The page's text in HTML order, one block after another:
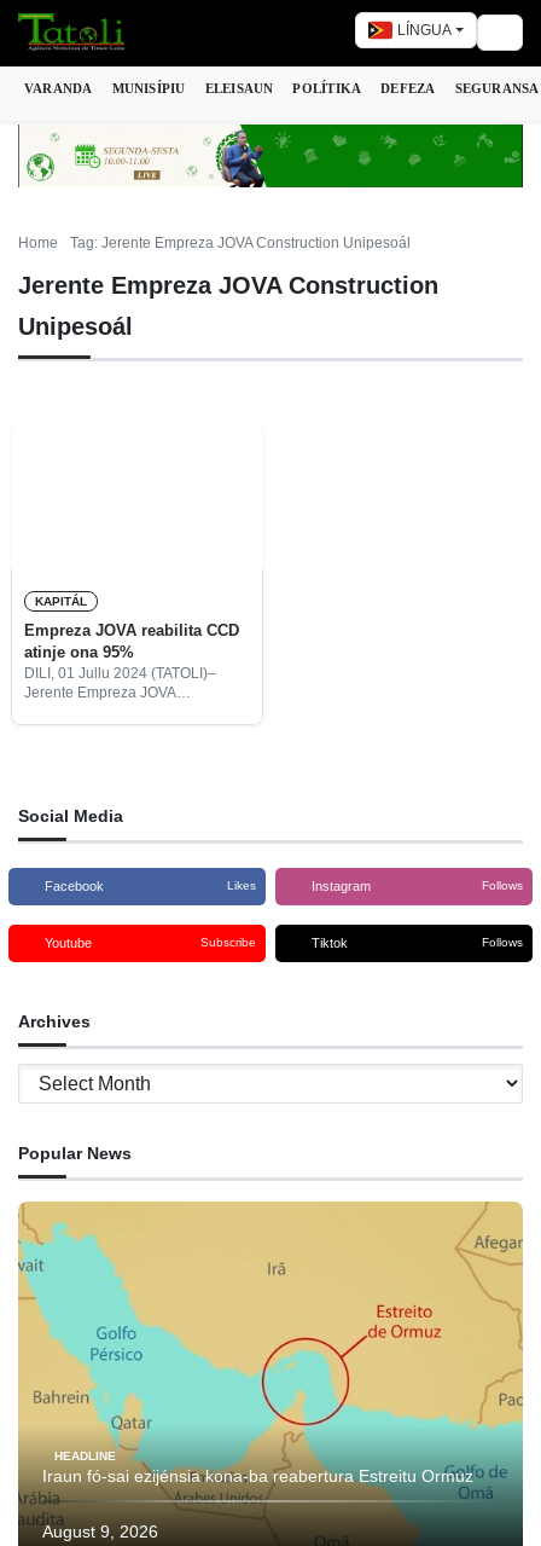
LÍNGUA
VARANDA MUNISÍPIU ELEISAUN POLÍTIKA DEFEZA SEGURANSA
Home Tag: Jerente Empreza JOVA Construction Unipesoál
Jerente Empreza JOVA Construction
Unipesoál
KAPITÁL
Empreza JOVA reabilita CCD
atinje ona 95%
DILI, 01 Jullu 2024 (TATOLI)–
Jerente Empreza JOVA
Social Media
Facebook Likes Instagram Follows
Youtube Subscribe Tiktok Follows
Archives
Archives
Popular News
HEADLINE
Iraun fó-sai ezijénsia kona-ba reabertura Estreitu Ormuz
August 9, 2026